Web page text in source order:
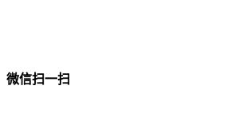
微信扫一扫